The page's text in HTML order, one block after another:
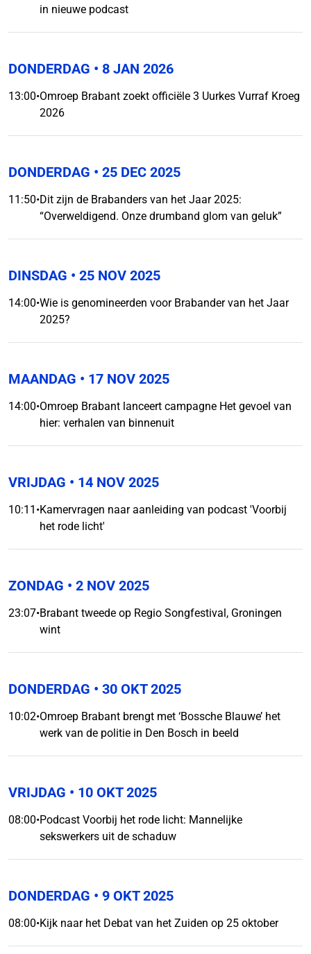
in nieuwe podcast
DONDERDAG • 8 JAN 2026
13:00•Omroep Brabant zoekt officiële 3 Uurkes Vurraf Kroeg
2026
DONDERDAG • 25 DEC 2025
11:50•Dit zijn de Brabanders van het Jaar 2025:
“Overweldigend. Onze drumband glom van geluk”
DINSDAG • 25 NOV 2025
14:00•Wie is genomineerden voor Brabander van het Jaar
2025?
MAANDAG • 17 NOV 2025
14:00•Omroep Brabant lanceert campagne Het gevoel van
hier: verhalen van binnenuit
VRIJDAG • 14 NOV 2025
10:11 •Kamervragen naar aanleiding van podcast 'Voorbij
het rode licht'
ZONDAG • 2 NOV 2025
23:07•Brabant tweede op Regio Songfestival, Groningen
wint
DONDERDAG • 30 OKT 2025
10:02•Omroep Brabant brengt met ‘Bossche Blauwe’ het
werk van de politie in Den Bosch in beeld
VRIJDAG • 10 OKT 2025
08:00•Podcast Voorbij het rode licht: Mannelijke
sekswerkers uit de schaduw
DONDERDAG • 9 OKT 2025
08:00•Kijk naar het Debat van het Zuiden op 25 oktober